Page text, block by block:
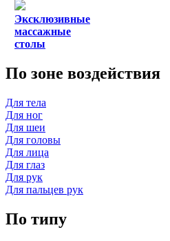
Эксклюзивные
массажные
столы
По зоне воздействия
Для тела
Для ног
Для шеи
Для головы
Для лица
Для глаз
Для рук
Для пальцев рук
По типу